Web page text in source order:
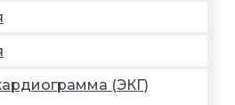
(ЭКГ)